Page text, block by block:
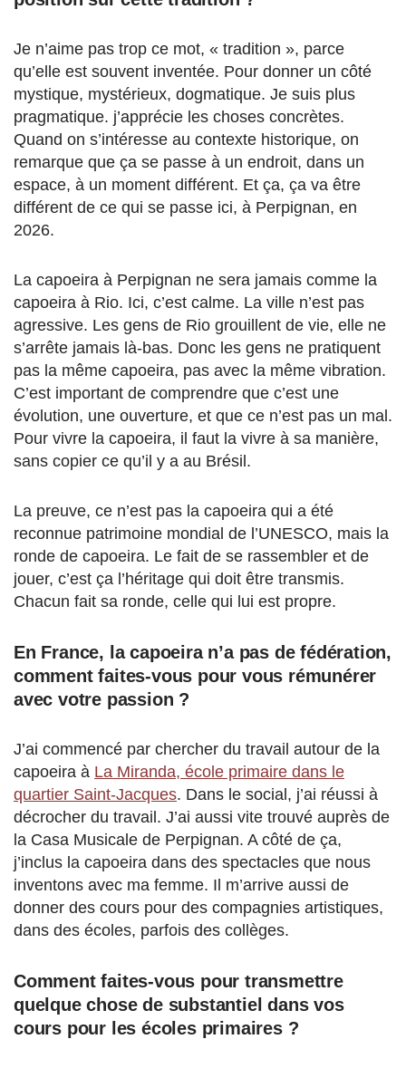
Je n’aime pas trop ce mot, « tradition », parce
qu’elle est souvent inventée. Pour donner un côté
mystique, mystérieux, dogmatique. Je suis plus
pragmatique. j’apprécie les choses concrètes.
Quand on s’intéresse au contexte historique, on
remarque que ça se passe à un endroit, dans un
espace, à un moment différent. Et ça, ça va être
différent de ce qui se passe ici, à Perpignan, en
2026.
La capoeira à Perpignan ne sera jamais comme la
capoeira à Rio. Ici, c’est calme. La ville n’est pas
agressive. Les gens de Rio grouillent de vie, elle ne
s’arrête jamais là-bas. Donc les gens ne pratiquent
pas la même capoeira, pas avec la même vibration.
C’est important de comprendre que c’est une
évolution, une ouverture, et que ce n’est pas un mal.
Pour vivre la capoeira, il faut la vivre à sa manière,
sans copier ce qu’il y a au Brésil.
La preuve, ce n’est pas la capoeira qui a été
reconnue patrimoine mondial de l’UNESCO, mais la
ronde de capoeira. Le fait de se rassembler et de
jouer, c’est ça l’héritage qui doit être transmis.
Chacun fait sa ronde, celle qui lui est propre.
En France, la capoeira n’a pas de fédération,
comment faites-vous pour vous rémunérer
avec votre passion ?
J’ai commencé par chercher du travail autour de la
capoeira à La Miranda, école primaire dans le
quartier Saint-Jacques. Dans le social, j’ai réussi à
décrocher du travail. J’ai aussi vite trouvé auprès de
la Casa Musicale de Perpignan. A côté de ça,
j’inclus la capoeira dans des spectacles que nous
inventons avec ma femme. Il m’arrive aussi de
donner des cours pour des compagnies artistiques,
dans des écoles, parfois des collèges.
Comment faites-vous pour transmettre
quelque chose de substantiel dans vos
cours pour les écoles primaires ?